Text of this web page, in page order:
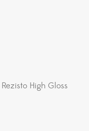
High Gloss